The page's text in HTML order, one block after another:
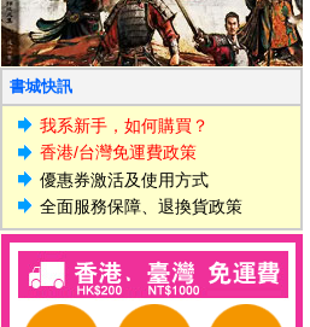
書城快訊
我系新手，如何購買？
香港/台灣免運費政策
優惠券激活及使用方式
全面服務保障、退換貨政策